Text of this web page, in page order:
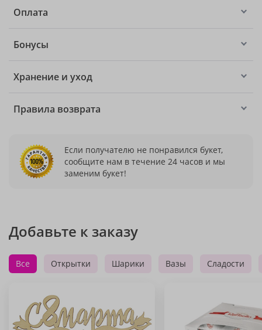
Оплата
Бонусы
Хранение и уход
Правила возврата
Если получателю не понравился букет,
сообщите нам в течение 24 часов и мы
заменим букет!
Добавьте к заказу
Все Открытки Шарики Вазы Сладости